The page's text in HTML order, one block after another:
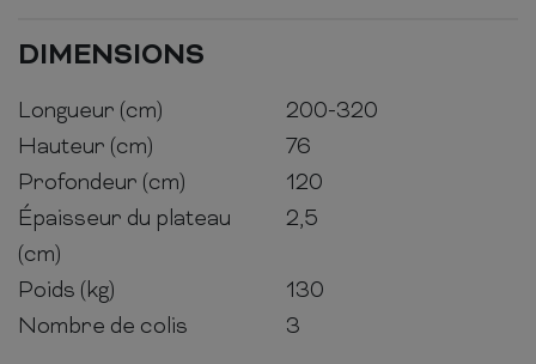
DIMENSIONS
Longueur (cm)
200-320
Hauteur (cm)
76
Profondeur (cm)
120
Épaisseur du plateau
(cm)
2,5
Poids (kg)
130
Nombre de colis
3